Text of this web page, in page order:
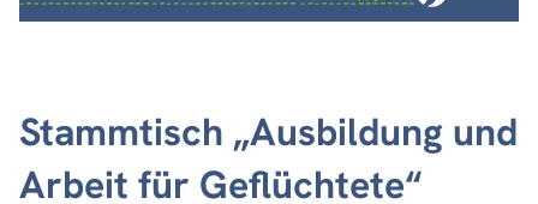
Stammtisch „Ausbildung und
Arbeit für Geflüchtete“